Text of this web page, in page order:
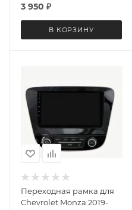
3 950 ₽
В КОРЗИНУ
Переходная рамка для
Chevrolet Monza 2019-